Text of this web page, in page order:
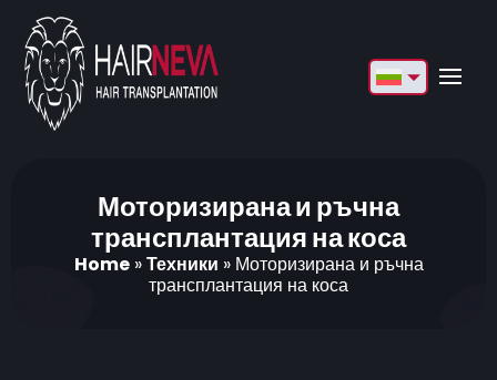
Deutsch
Türkçe
Моторизирана и ръчна
трансплантация на коса
Home»Техники » Моторизирана и ръчна
трансплантация на коса